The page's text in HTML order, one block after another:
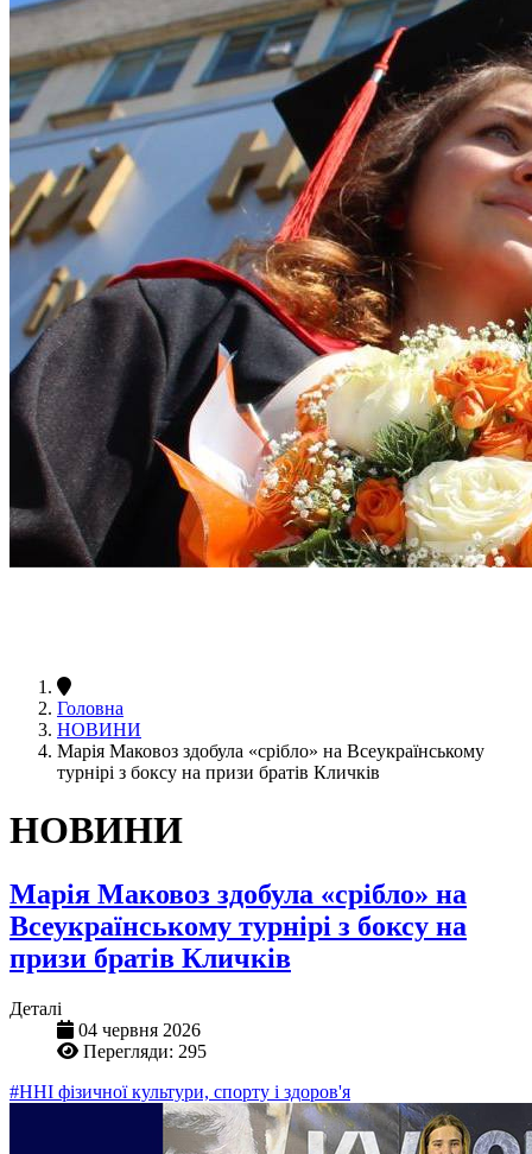
Головна
НОВИНИ
Марія Маковоз здобула «срібло» на Всеукраїнському
турнірі з боксу на призи братів Кличків
НОВИНИ
Марія Маковоз здобула «срібло» на
Всеукраїнському турнірі з боксу на
призи братів Кличків
Деталі
04 червня 2026
Перегляди: 295
#ННІ фізичної культури, спорту і здоров'я